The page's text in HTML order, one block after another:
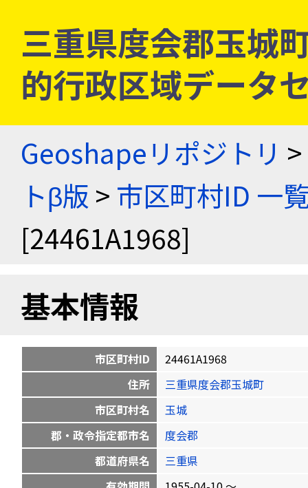
三重県度会郡玉城
的行政区域データ
Geoshapeリポジトリ >
トβ版 > 市区町村ID 一
[24461A1968]
基本情報
市区町村ID
24461A1968
住所
三重県度会郡玉城町
市区町村名
玉城
郡・政令指定都市名
度会郡
都道府県名
三重県